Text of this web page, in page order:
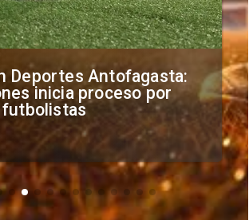
Deportes Antofagasta:
inicia proceso por
futbolistas